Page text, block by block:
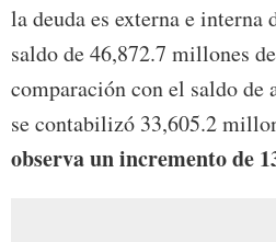
la deuda es externa e interna
saldo de 46,872.7 millones
comparación con el saldo de
se contabilizó 33,605.2
observa un incremento de